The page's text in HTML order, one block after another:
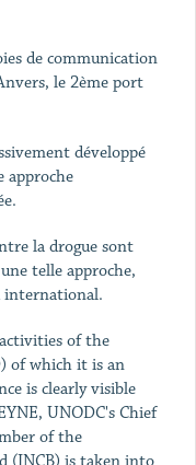
de communication
le 2ème port
développé
approche
la drogue sont
telle approche,
international.
of the
of which it is an
is clearly visible
UNODC's Chief
of the